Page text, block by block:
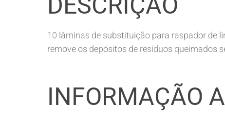
10 lâminas de substituição para raspador de
remove os depósitos de resíduos queimados
INFORMAÇÃO